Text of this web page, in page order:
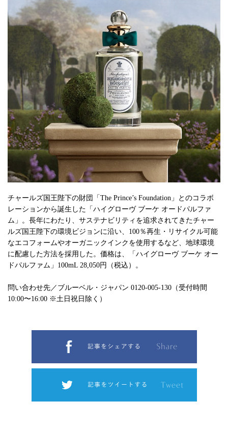
チャールズ国王陛下の財団「The Prince’s Foundation」とのコラボ
レーションから誕生した「ハイグローヴ ブーケ オードパルファ
ム」。長年にわたり、サステナビリティを追求されてきたチャー
ルズ国王陛下の環境ビジョンに沿い、100％再生・リサイクル可能
なエコフォームやオーガニックインクを使用するなど、地球環境
に配慮した方法を採用した。価格は、「ハイグローヴ ブーケ オー
ドパルファム」100mL 28,050円（税込）。
問い合わせ先／ブルーベル・ジャパン 0120-005-130（受付時間
10:00〜16:00 ※土日祝日除く）